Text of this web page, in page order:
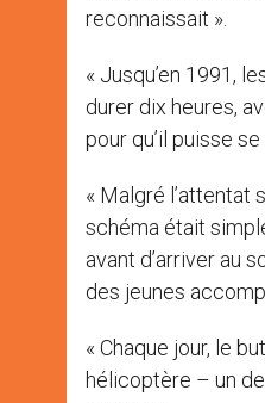
reconnaissait ».
« Jusqu’en 1991,
durer dix heures,
pour qu’il puisse
« Malgré l’attentat
schéma était
avant d’arriver au
des jeunes
« Chaque jour, le
hélicoptère – un